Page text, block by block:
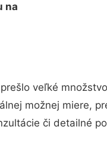
na
veľké
možnej miere,
či detailné